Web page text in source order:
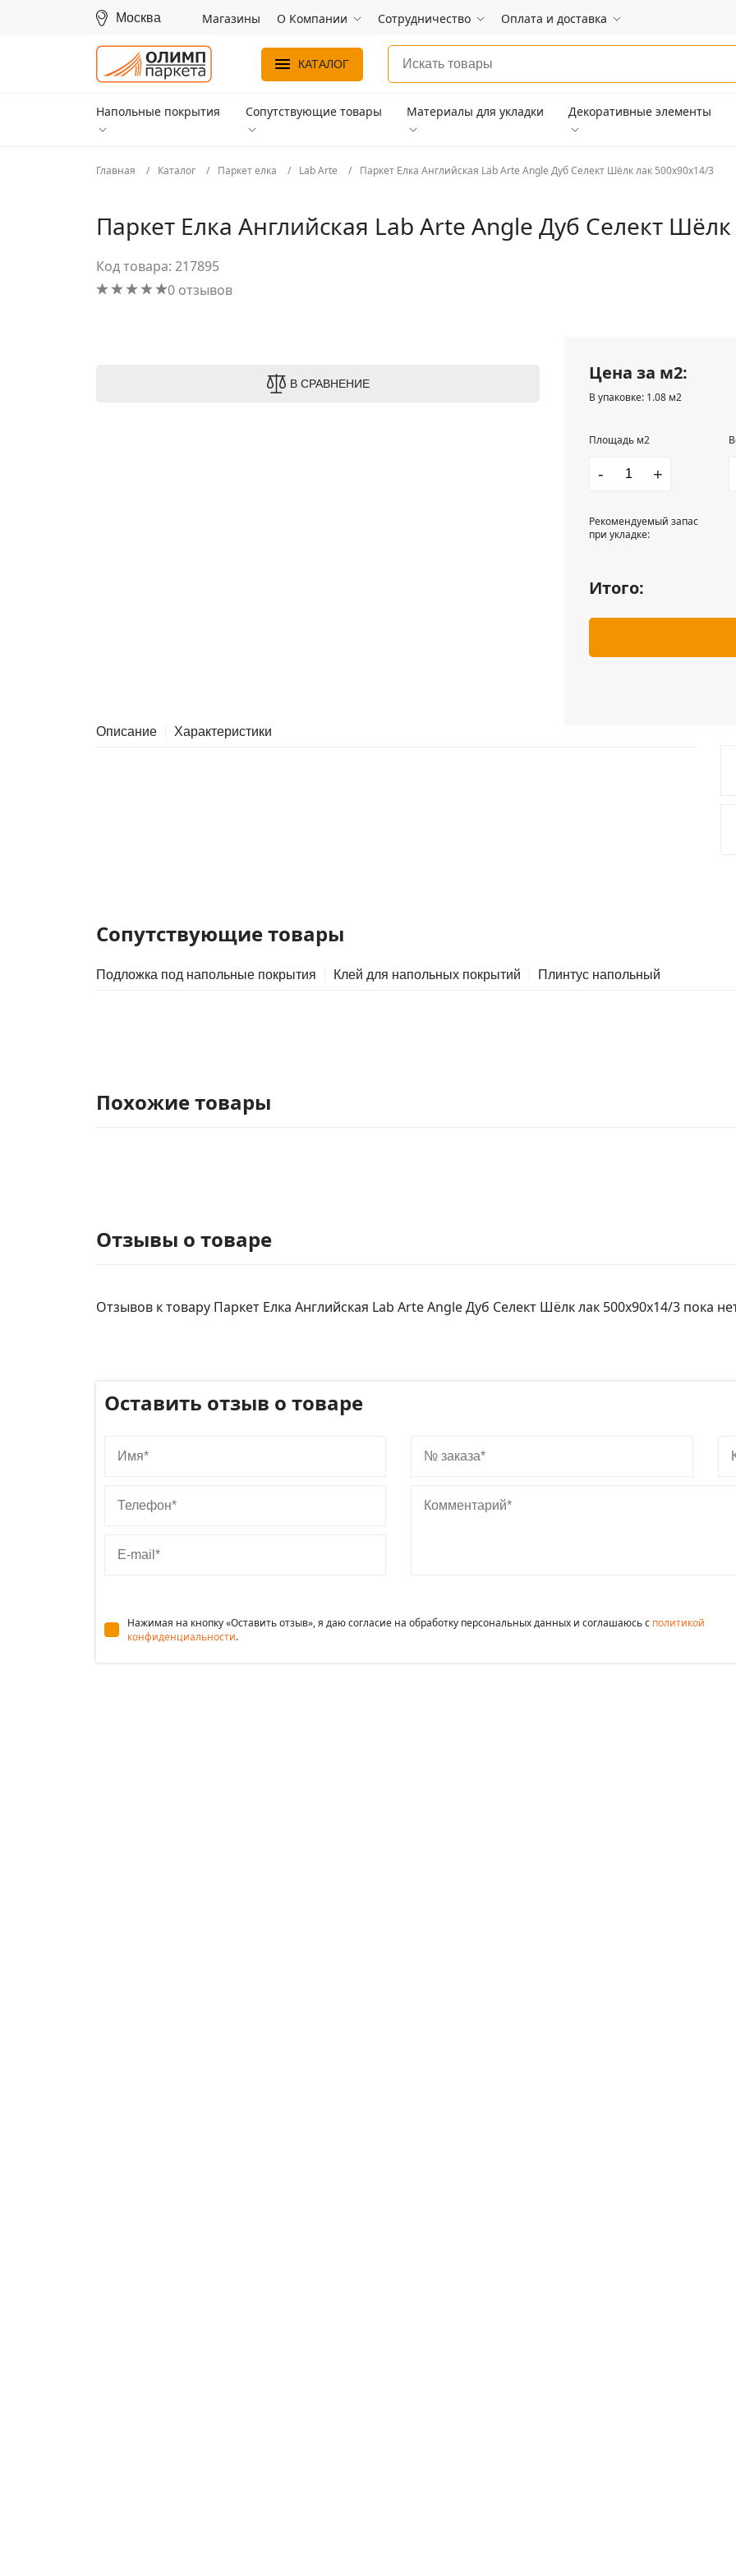
Москва Магазины О Компании Сотрудничество Оплата и доставка
КАТАЛОГ
Напольные покрытия Сопутствующие товары Материалы для укладки Декоративные элементы
Главная Каталог Паркет елка Lab Arte Паркет Елка Английская Lab Arte Angle Дуб Селект Шёлк лак 500х90х14/3
Паркет Елка Английская Lab Arte Angle Дуб Селект
Код товара: 217895
0 отзывов
В СРАВНЕНИЕ Цена за м2:
В упаковке: 1.08 м2
Площадь м2
- +
Рекомендуемый запас
при укладке:
Итого:
Описание Характеристики
Сопутствующие товары
Подложка под напольные покрытия Клей для напольных покрытий Плинтус напольный
Похожие товары
Отзывы о товаре
Отзывов к товару Паркет Елка Английская Lab Arte Angle Дуб Селект Шёлк лак 500х90х14/3 пока
Оставить отзыв о товаре
Нажимая на кнопку «Оставить отзыв», я даю согласие на обработку персональных данных и соглашаюсь c политикой
конфиденциальности.